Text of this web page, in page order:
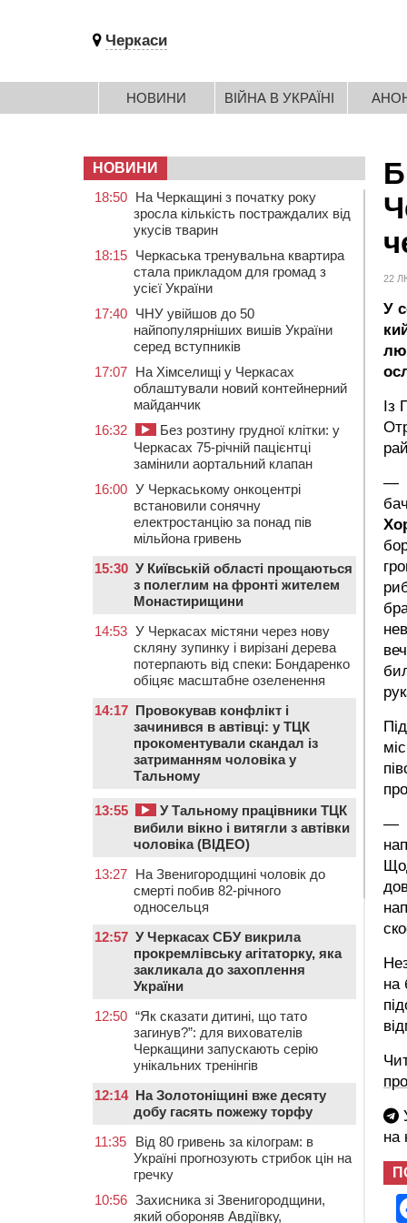
Черкаси
НОВИНИ ВІЙНА В УКРАЇНІ
22
У
Із
—
—
на
на
НОВИНИ
18:50 На Черкащині з початку року
зросла кількість постраждалих від
укусів тварин
18:15 Черкаська тренувальна квартира
стала прикладом для громад з
усієї України
17:40 ЧНУ увійшов до 50
найпопулярніших вишів України
серед вступників
17:07 На Хімселищі у Черкасах
облаштували новий контейнерний
майданчик
16:32
Без розтину грудної клітки: у
Черкасах 75-річній пацієнтці
замінили аортальний клапан
16:00 У Черкаському онкоцентрі
встановили сонячну
електростанцію за понад пів
мільйона гривень
15:30 У Київській області прощаються
з полеглим на фронті жителем
Монастирищини
14:53 У Черкасах містяни через нову
скляну зупинку і вирізані дерева
потерпають від спеки: Бондаренко
обіцяє масштабне озеленення
14:17 Провокував конфлікт і
зачинився в автівці: у ТЦК
прокоментували скандал із
затриманням чоловіка у
Тальному
13:55
У Тальному працівники ТЦК
вибили вікно і витягли з автівки
чоловіка (ВІДЕО)
13:27 На Звенигородщині чоловік до
смерті побив 82-річного
односельця
12:57 У Черкасах СБУ викрила
прокремлівську агітаторку, яка
закликала до захоплення
України
12:50 “Як сказати дитині, що тато
загинув?”: для вихователів
Черкащини запускають серію
унікальних тренінгів
12:14 На Золотоніщині вже десяту
добу гасять пожежу торфу
11:35
Від 80 гривень за кілограм: в
Україні прогнозують стрибок цін на
гречку
10:56 Захисника зі Звенигородщини,
який обороняв Авдіївку,